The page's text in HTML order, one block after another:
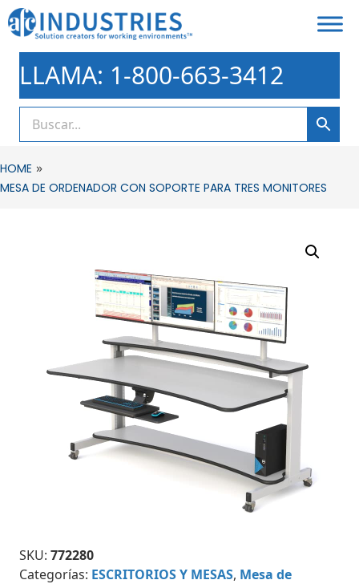
LLAMA: 1-800-663-3412
HOME »
MESA DE ORDENADOR CON SOPORTE PARA TRES MONITORES
SKU: 772280
Categorías: ESCRITORIOS Y MESAS, Mesa de